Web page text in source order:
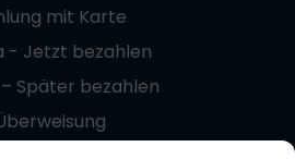
mit Karte
- Jetzt bezahlen
Später bezahlen